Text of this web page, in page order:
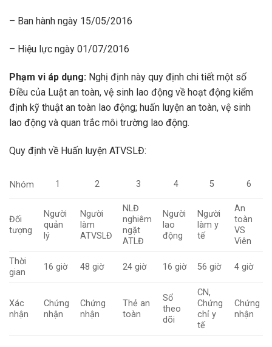
– Ban hành ngày 15/05/2016
– Hiệu lực ngày 01/07/2016
Phạm vi áp dụng: Nghị định này quy định chi tiết một số
Điều của Luật an toàn, vệ sinh lao động về hoạt động kiểm
định kỹ thuật an toàn lao động; huấn luyện an toàn, vệ sinh
lao động và quan trắc môi trường lao động.
Quy định về Huấn luyện ATVSLĐ:
Nhóm 1 2 3 4 5 6
Đối
tượng
Người
quản
lý
Người
làm
ATVSLĐ
NLĐ
nghiêm
ngặt
ATLĐ
Người
lao
động
Người
làm y
tế
An
toàn
VS
Viên
Thời
gian
16 giờ 48 giờ 24 giờ 16 giờ 56 giờ 4 giờ
Xác
nhận
Chứng
nhận
Chứng
nhận
Thẻ an
toàn
Sổ
theo
dõi
CN,
Chứng
chỉ y
tế
Chứng
nhận